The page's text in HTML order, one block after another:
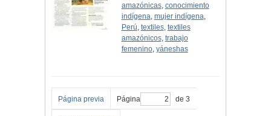
amazónicas, conocimiento
indígena, mujer indígena,
Perú, textiles, textiles
amazónicos, trabajo
femenino, yáneshas
Página previa Página de 3